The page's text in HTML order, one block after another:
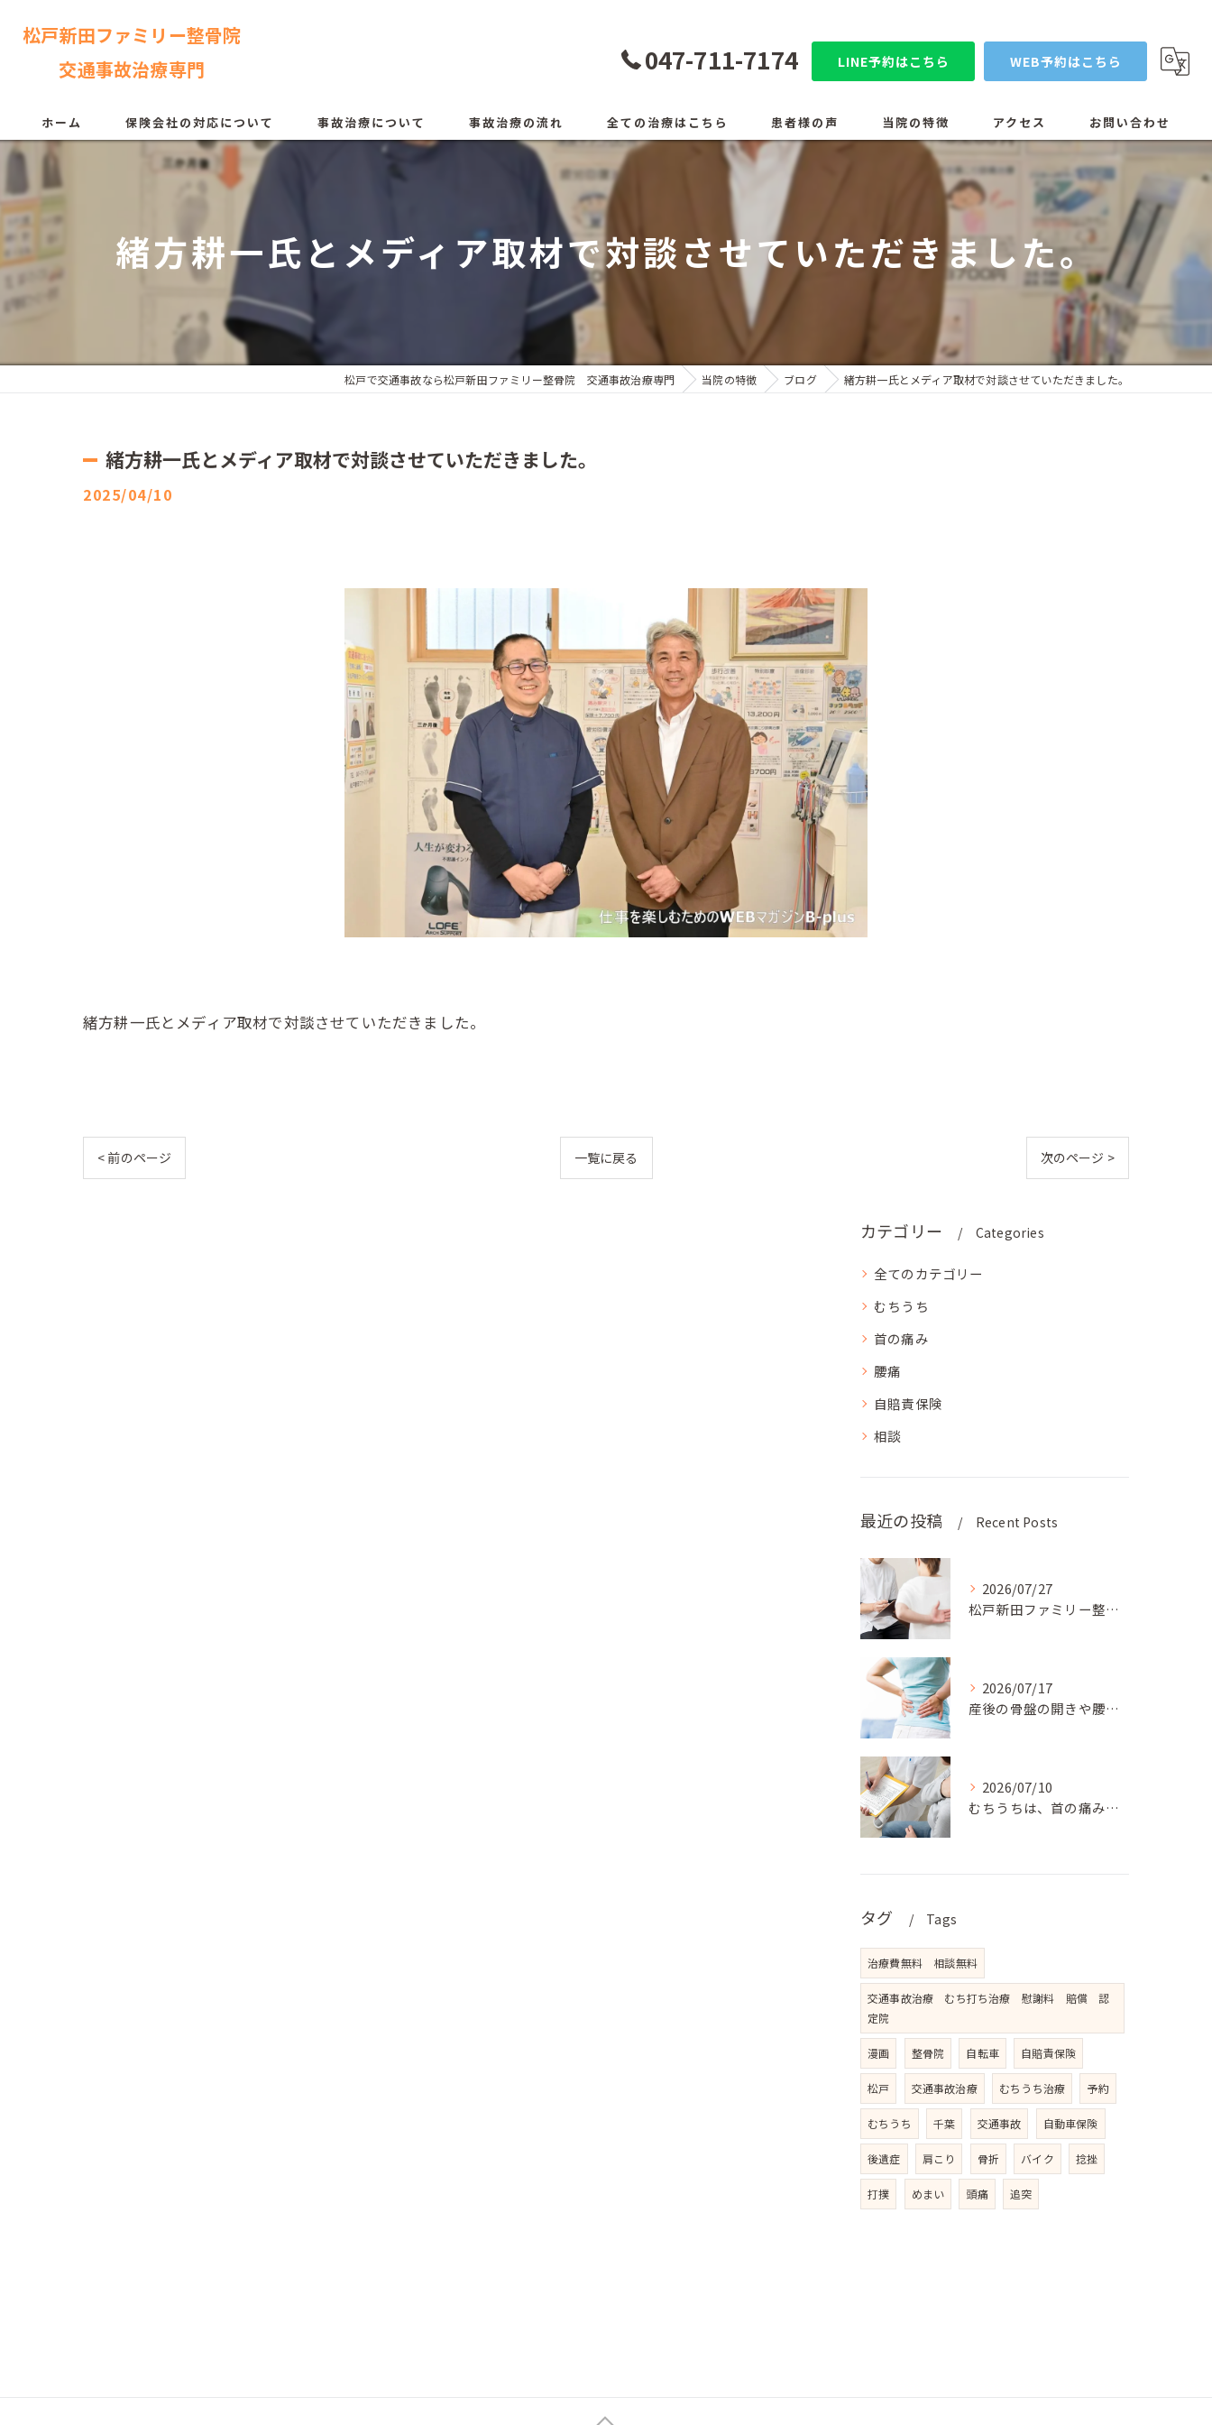
松戸新田ファミリー整骨院
交通事故治療専門
047-711-7174 LINE予約はこちら WEB予約はこちら
ホーム 保険会社の対応について 事故治療について 事故治療の流れ 全ての治療はこちら 患者様の声 当院の特徴
コンセプト
当院の設備医療機器
アクセス
漫画特集
お問い合わせ
緒方耕一氏とメディア取材で対談させていただきました。
松戸で交通事故なら松戸新田ファミリー整骨院 交通事故治療専門 当院の特徴 ブログ 緒方耕一氏とメディア取材で対談させていただきました。
緒方耕一氏とメディア取材で対談させていただきました。
2025/04/10
緒方耕一氏とメディア取材で対談させていただきました。
< 前のページ 一覧に戻る 次のページ >
カテゴリー Categories
全てのカテゴリー
むちうち
首の痛み
腰痛
自賠責保険
相談
最近の投稿 Recent Posts
2026/07/27
松戸新田ファミリー整骨院では、患者様のライフスタイルに合わせ...
2026/07/17
産後の骨盤の開きや腰の痛みでお悩みのママさんには、松戸新田フ...
2026/07/10
むちうちは、首の痛みだけでなく、肩こり、背中の張り、手のしび...
タグ Tags
治療費無料 相談無料
交通事故治療 むち打ち治療 慰謝料 賠償 認
定院
漫画 整骨院 自転車 自賠責保険
松戸 交通事故治療 むちうち治療 予約
むちうち 千葉 交通事故 自動車保険
後遺症 肩こり 骨折 バイク 捻挫
打撲 めまい 頭痛 追突